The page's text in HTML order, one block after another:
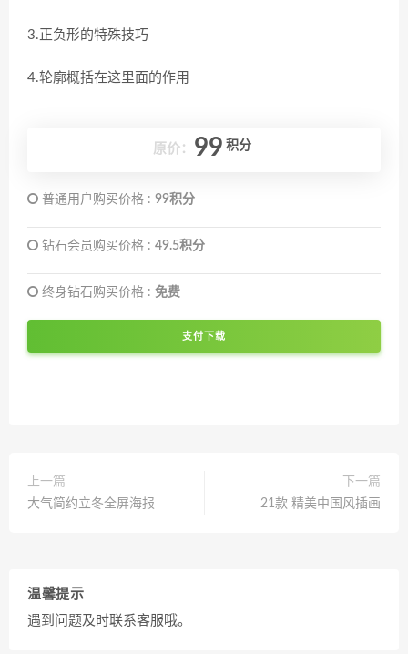
3.正负形的特殊技巧
4.轮廓概括在这里面的作用
原价： 99 积分
普通用户购买价格 : 99积分
钻石会员购买价格 : 49.5积分
终身钻石购买价格 : 免费
支付下载
上一篇
大气简约立冬全屏海报
下一篇
21款 精美中国风插画
温馨提示
遇到问题及时联系客服哦。